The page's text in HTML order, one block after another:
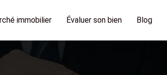
immobilier Évaluer son bien Blog